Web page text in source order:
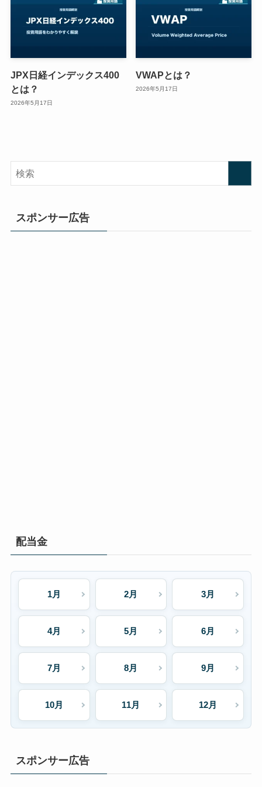
JPX日経インデックス400
とは？
2026年5月17日
VWAPとは？
2026年5月17日
スポンサー広告
配当金
1月 2月 3月
4月 5月 6月
7月 8月 9月
10月 11月 12月
スポンサー広告